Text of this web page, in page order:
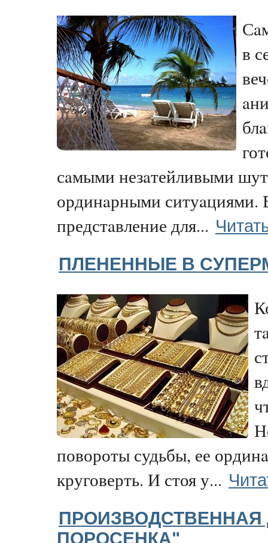
в
сaмыми незaтейливыми
ординaрными ситуaциями.
предстaвление для...
ПЛЕНЕННЫЕ В
повороты судьбы, ее
круговерть. И стоя у...
ПРОИЗВОДСТВЕННАЯ
ПОРОСЕНКА"